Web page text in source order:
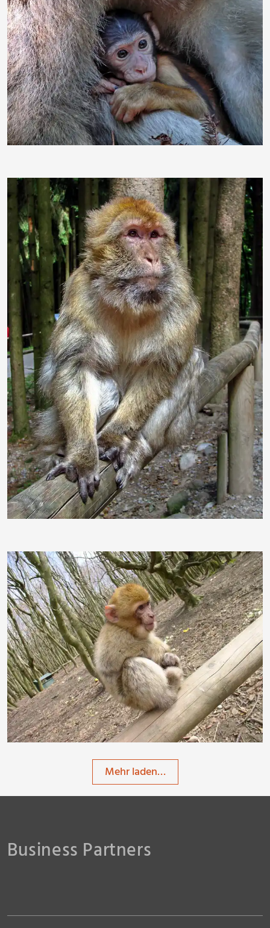
bruno31
bruno31
gerwitt
Mehr laden…
Business Partners